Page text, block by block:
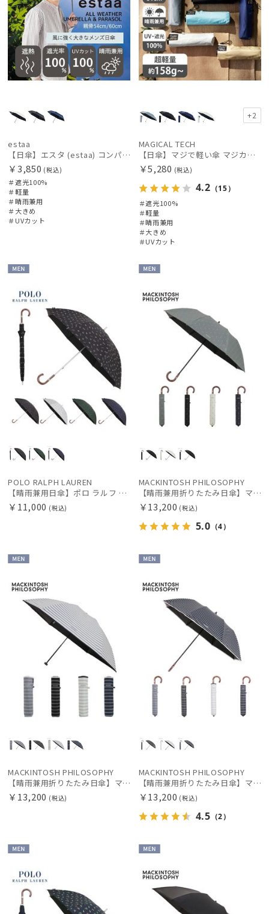
estaa
【日傘】エスタ (estaa) コンパクトワイド60 折りたたみ傘 軽量 晴雨兼用 遮光100％ UV100%
￥3,850 (税込)
＃遮光100%
＃軽量
＃晴雨兼用
＃大きめ
＃UVカット
+2
MAGICAL TECH
【日傘】マジで軽い傘 マジカルテックプロテクション(MAGICAL TECH PROTECTION)61cm 晴雨兼用傘折りたたみ日傘 一級遮光100% UV 軽量 人気 大きめ
￥5,280 (税込)
4.2 （15）
＃遮光100%
＃軽量
＃晴雨兼用
＃大きめ
＃UVカット
POLO RALPH LAUREN
【晴雨兼用日傘】ポロ ラルフ ローレン (POLO RALPH LAUREN) 馬具 雨の日OK 軽量 一級遮光99.99% 遮熱 UV 晴雨兼用
￥11,000 (税込)
MACKINTOSH PHILOSOPHY
【晴雨兼用折りたたみ日傘】マッキントッシュ フィロソフィー (MACKINTOSH PHILOSOPHY)ゴースト（GHOST）雨の日OK 軽量 一級遮光99.99% 遮熱 UV 晴雨兼用
￥13,200 (税込)
5.0 （4）
MACKINTOSH PHILOSOPHY
【晴雨兼用折りたたみ日傘】マッキントッシュ フィロソフィー (MACKINTOSH PHILOSOPHY) ボーダー 雨の日OK 軽量 一級遮光99.99% 遮熱 UV 晴雨兼用
￥13,200 (税込)
MACKINTOSH PHILOSOPHY
【晴雨兼用折りたたみ日傘】マッキントッシュ フィロソフィー (MACKINTOSH PHILOSOPHY) ボーダー 雨の日OK 軽量 一級遮光99.99% 遮熱 UV 晴雨兼用
￥13,200 (税込)
4.5 （2）